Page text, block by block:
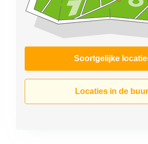
Soortgelijke
Locaties in de